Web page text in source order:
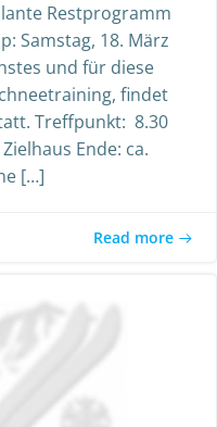
Restprogramm
Samstag, 18. März
und für diese
findet
Treffpunkt: 8.30
Ende: ca.
[…]
Read more